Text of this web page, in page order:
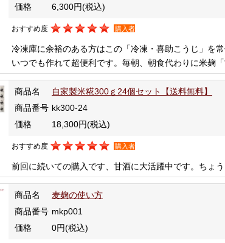
価格
6,300円(税込)
おすすめ度 購入者
冷凍庫に余裕のある方はこの「冷凍・喜助こうじ」を
いつでも作れて超便利です。毎朝、朝食代わりに米麹
商品名
自家製米糀300ｇ24個セット【送料無料】
商品番号 kk300-24
価格
18,300円(税込)
おすすめ度 購入者
前回に続いての購入です、甘酒に大活躍中です。ちょ
商品名
麦麹の使い方
商品番号 mkp001
価格
0円(税込)